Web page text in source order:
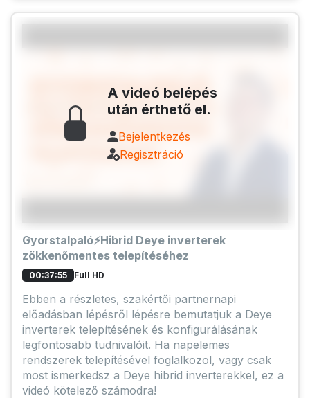
A videó belépés
után érthető el.
Bejelentkezés
Regisztráció
Gyorstalpaló⚡Hibrid Deye inverterek
zökkenőmentes telepítéséhez
00:37:55 Full HD
Ebben a részletes, szakértői partnernapi
előadásban lépésről lépésre bemutatjuk a Deye
inverterek telepítésének és konfigurálásának
legfontosabb tudnivalóit. Ha napelemes
rendszerek telepítésével foglalkozol, vagy csak
most ismerkedsz a Deye hibrid inverterekkel, ez a
videó kötelező számodra!